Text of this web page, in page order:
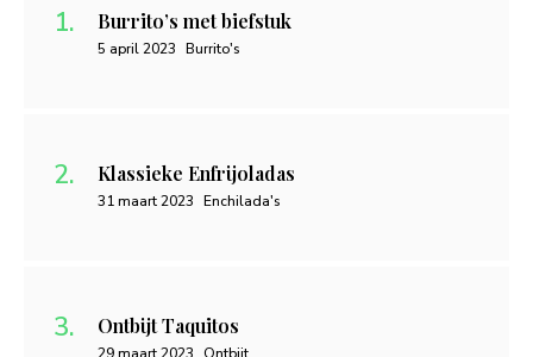
Burrito’s met biefstuk
5 april 2023 Burrito's
Klassieke Enfrijoladas
31 maart 2023 Enchilada's
Ontbijt Taquitos